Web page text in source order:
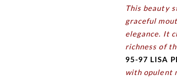
This beauty
graceful
elegance. It
richness of
95-97 LISA
with opulent